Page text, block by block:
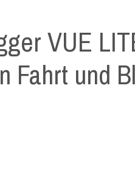
VUE
Fahrt und